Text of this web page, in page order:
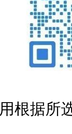
根据所